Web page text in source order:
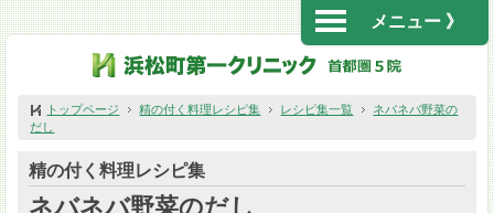
メニュー 》
トップページ 精の付く料理レシピ集 レシピ集一覧
ネバネバ野菜の
だし
精の付く料理レシピ集
ネバネバ野菜のだし